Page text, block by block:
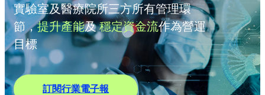
實驗室及醫療院所三方所有管理環
節，提升產能及 穩定資金流作為營運
目標
訂閱行業電子報